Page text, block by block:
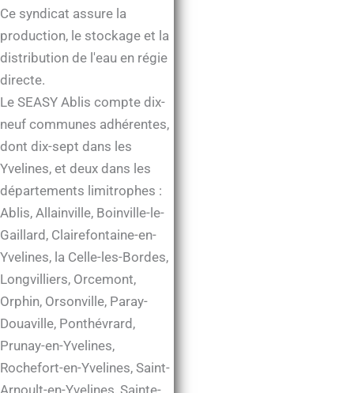
Ce syndicat assure la
production, le stockage et la
distribution de l'eau en régie
directe.
Le SEASY Ablis compte dix-
neuf communes adhérentes,
dont dix-sept dans les
Yvelines, et deux dans les
départements limitrophes :
Ablis, Allainville, Boinville-le-
Gaillard, Clairefontaine-en-
Yvelines, la Celle-les-Bordes,
Longvilliers, Orcemont,
Orphin, Orsonville, Paray-
Douaville, Ponthévrard,
Prunay-en-Yvelines,
Rochefort-en-Yvelines, Saint-
Arnoult-en-Yvelines, Sainte-